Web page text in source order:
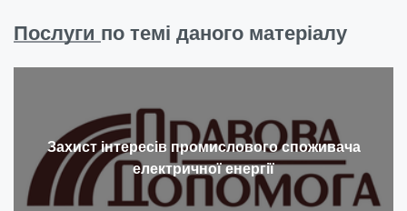
Послуги по темі даного матеріалу
Захист інтересів промислового споживача
електричної енергії